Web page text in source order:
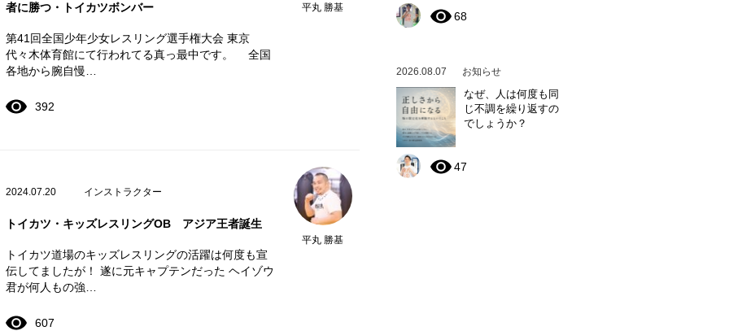
平丸 勝基
者に勝つ・トイカツボンバー
第41回全国少年少女レスリング選手権大会 東京
代々木体育館にて行われてる真っ最中です。 全国
各地から腕自慢…
392
2024.07.20 インストラクター
平丸 勝基
トイカツ・キッズレスリングOB アジア王者誕生
トイカツ道場のキッズレスリングの活躍は何度も宣
伝してましたが！ 遂に元キャプテンだった ヘイゾウ
君が何人もの強…
607
68
2026.08.07 お知らせ
なぜ、人は何度も同
じ不調を繰り返すの
でしょうか？
47